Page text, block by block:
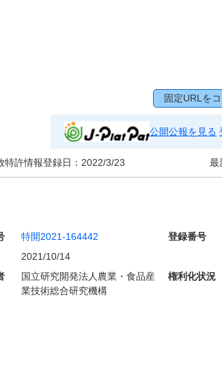
固定URLを
公開公報を見る
特許情報登録日： 2022/3/23 最
特開2021-164442 登録番号
2021/10/14
国立研究開発法人農業・食品産
業技術総合研究機構
権利化状況